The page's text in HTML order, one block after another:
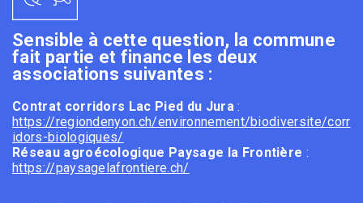
Sensible à cette question, la commune
fait partie et finance les deux
associations suivantes :
Contrat corridors Lac Pied du Jura:
https://regiondenyon.ch/environnement/biodiversite/corr
idors-biologiques/
Réseau agroécologique Paysage la Frontière :
https://paysagelafrontiere.ch/